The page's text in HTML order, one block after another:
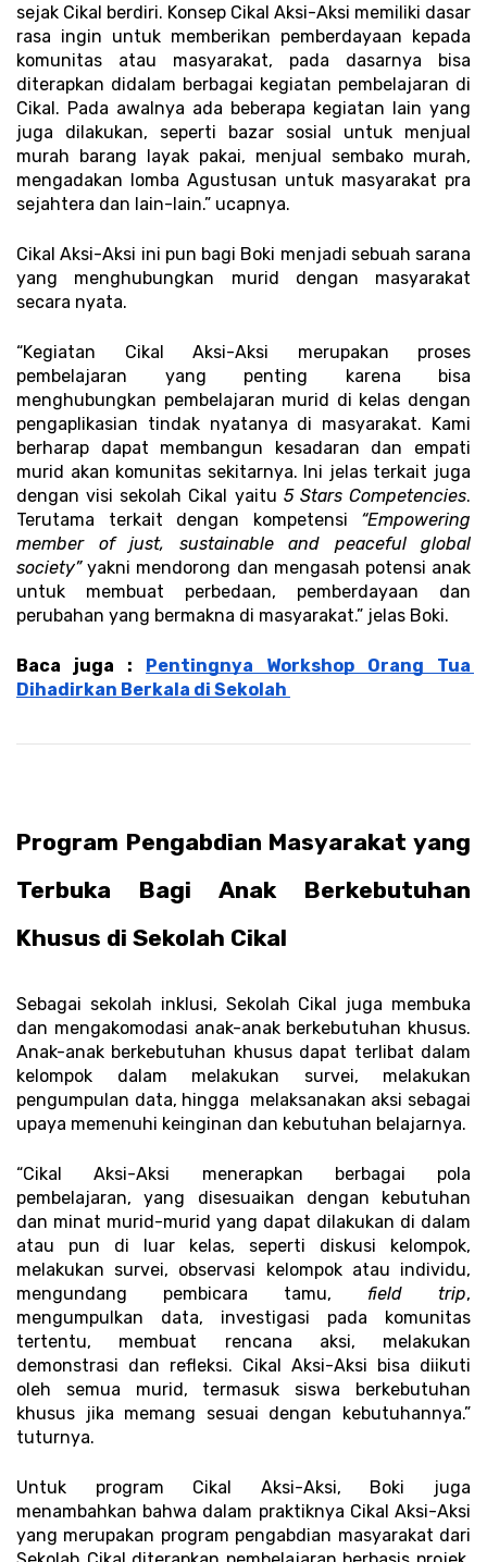
sejak Cikal berdiri. Konsep Cikal Aksi-Aksi memiliki dasar
rasa ingin untuk memberikan pemberdayaan kepada
komunitas atau masyarakat, pada dasarnya bisa
diterapkan didalam berbagai kegiatan pembelajaran di
Cikal. Pada awalnya ada beberapa kegiatan lain yang
juga dilakukan, seperti bazar sosial untuk menjual
murah barang layak pakai, menjual sembako murah,
mengadakan lomba Agustusan untuk masyarakat pra
sejahtera dan lain-lain.” ucapnya.
Cikal Aksi-Aksi ini pun bagi Boki menjadi sebuah sarana
yang menghubungkan murid dengan masyarakat
secara nyata.
“Kegiatan Cikal Aksi-Aksi merupakan proses
pembelajaran yang penting karena bisa
menghubungkan pembelajaran murid di kelas dengan
pengaplikasian tindak nyatanya di masyarakat. Kami
berharap dapat membangun kesadaran dan empati
murid akan komunitas sekitarnya. Ini jelas terkait juga
dengan visi sekolah Cikal yaitu 5 Stars Competencies.
Terutama terkait dengan kompetensi “Empowering
member of just, sustainable and peaceful global
society” yakni mendorong dan mengasah potensi anak
untuk membuat perbedaan, pemberdayaan dan
perubahan yang bermakna di masyarakat.” jelas Boki.
Baca juga : Pentingnya Workshop Orang Tua
Dihadirkan Berkala di Sekolah
Program Pengabdian Masyarakat yang
Terbuka Bagi Anak Berkebutuhan
Khusus di Sekolah Cikal
Sebagai sekolah inklusi, Sekolah Cikal juga membuka
dan mengakomodasi anak-anak berkebutuhan khusus.
Anak-anak berkebutuhan khusus dapat terlibat dalam
kelompok dalam melakukan survei, melakukan
pengumpulan data, hingga  melaksanakan aksi sebagai
upaya memenuhi keinginan dan kebutuhan belajarnya.
“Cikal Aksi-Aksi menerapkan berbagai pola
pembelajaran, yang disesuaikan dengan kebutuhan
dan minat murid-murid yang dapat dilakukan di dalam
atau pun di luar kelas, seperti diskusi kelompok,
melakukan survei, observasi kelompok atau individu,
mengundang pembicara tamu, field trip,
mengumpulkan data, investigasi pada komunitas
tertentu, membuat rencana aksi, melakukan
demonstrasi dan refleksi. Cikal Aksi-Aksi bisa diikuti
oleh semua murid, termasuk siswa berkebutuhan
khusus jika memang sesuai dengan kebutuhannya.”
tuturnya.
Untuk program Cikal Aksi-Aksi, Boki juga
menambahkan bahwa dalam praktiknya Cikal Aksi-Aksi
yang merupakan program pengabdian masyarakat dari